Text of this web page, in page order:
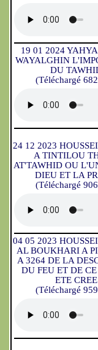
19 01 2024
WAYALGHIN
DU
(Téléchargé
24 12 2023
A TINTILOU
AT'TAWHID OU
DIEU ET LA
(Téléchargé
04 05 2023
AL BOUKHARI A
A 3264 DE LA
DU FEU ET DE
ETE CREE
(Téléchargé